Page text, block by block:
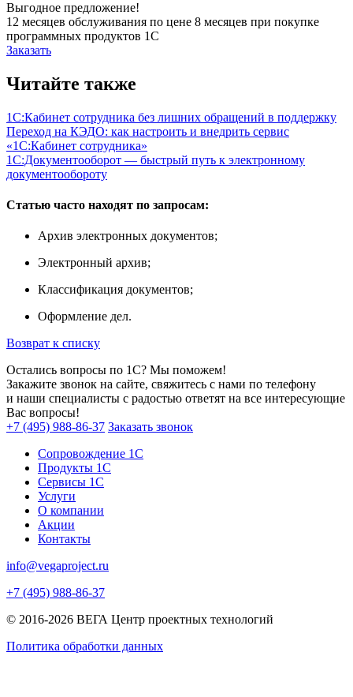
Выгодное предложение!
12 месяцев обслуживания по цене 8 месяцев при покупке
программных продуктов 1С
Заказать
Читайте также
1С:Кабинет сотрудника без лишних обращений в поддержку
Переход на КЭДО: как настроить и внедрить сервис
«1С:Кабинет сотрудника»
1С:Документо­оборот — быстрый путь к электрон­ному
документо­обороту
Статью часто находят по запросам:
Архив электронных документов;
Электронный архив;
Классификация документов;
Оформление дел.
Возврат к списку
Остались вопросы по 1С? Мы поможем!
Закажите звонок на сайте, свяжитесь с нами по телефону
и наши специалисты с радостью ответят на все интересующие
Вас вопросы!
+7 (495) 988-86-37 Заказать звонок
Сопровождение 1С
Продукты 1С
Сервисы 1С
Услуги
О компании
Акции
Контакты
info@vegaproject.ru
+7 (495) 988-86-37
© 2016-2026 ВЕГА Центр проектных технологий
Политика обработки данных